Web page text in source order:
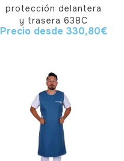
protección delantera
y trasera 638C
Precio desde 330,80€